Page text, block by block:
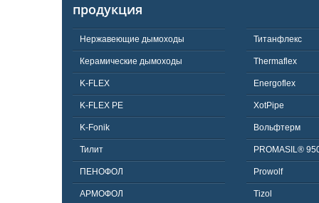
продукция
Нержавеющие дымоходы
Керамические дымоходы
K-FLEX
K-FLEX PE
K-Fonik
Тилит
ПЕНОФОЛ
АРМОФОЛ
Титанфлекс
Thermaflex
Energoflex
XotPipe
Вольфтерм
PROMASIL®
Prowolf
Tizol